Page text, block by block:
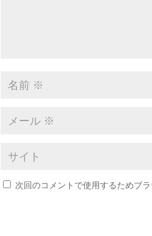
次回のコメントで使用するためブ